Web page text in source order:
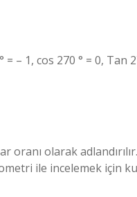
– 1, cos 270 ° = 0, Tan
olarak
ile incelemek için